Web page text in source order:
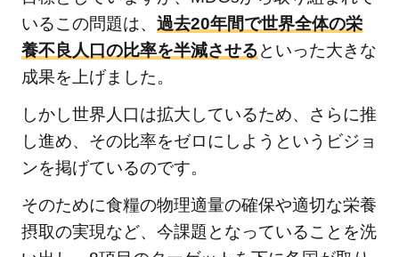
をまも
ろう」
の関連
記事
2.15
⑮陸
の豊
かさ
も守
ろう
いるこの問題は、 過去20年間で世界全体の栄
養不良人口の比率を半減させるといった大きな
成果を上げました。
しかし世界人口は拡大しているため、さらに推
し進め、その比率をゼロにしようというビジョ
ンを掲げているのです。
そのために食糧の物理適量の確保や適切な栄養
摂取の実現など、今課題となっていることを洗